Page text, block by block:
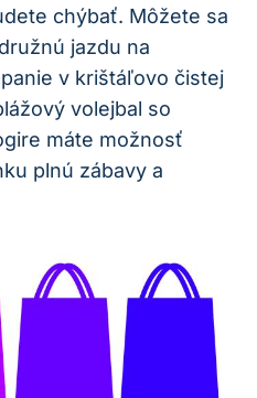
chýbať. Môžete sa
jazdu na
v krištáľovo čistej
volejbal so
máte možnosť
plnú zábavy a